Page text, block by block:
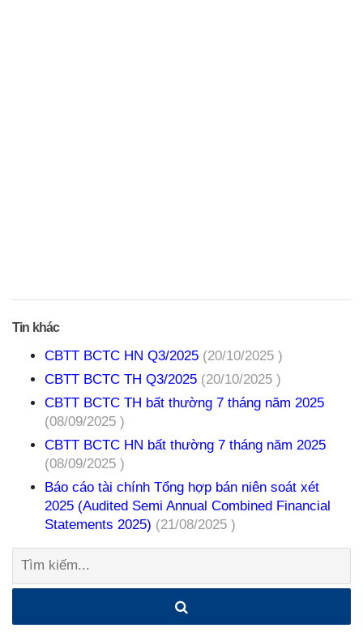
Tin khác
CBTT BCTC HN Q3/2025 (20/10/2025 )
CBTT BCTC TH Q3/2025 (20/10/2025 )
CBTT BCTC TH bất thường 7 tháng năm 2025
(08/09/2025 )
CBTT BCTC HN bất thường 7 tháng năm 2025
(08/09/2025 )
Báo cáo tài chính Tổng hợp bán niên soát xét
2025 (Audited Semi Annual Combined Financial
Statements 2025) (21/08/2025 )
Tìm